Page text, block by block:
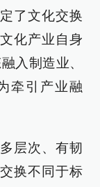
了文化交换
化产业自身
入制造业、
牵引产业融
层次、有韧
换不同于标